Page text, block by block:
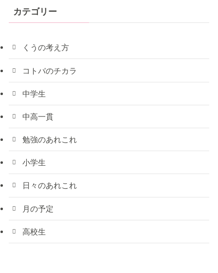
カテゴリー
くうの考え方
コトバのチカラ
中学生
中高一貫
勉強のあれこれ
小学生
日々のあれこれ
月の予定
高校生